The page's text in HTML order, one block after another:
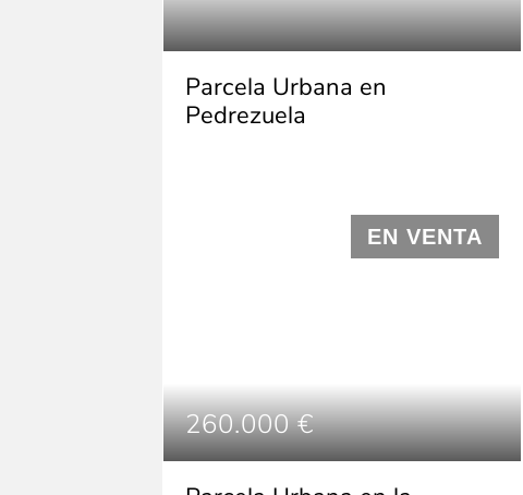
Parcela Urbana en
Pedrezuela
EN VENTA
260.000 €